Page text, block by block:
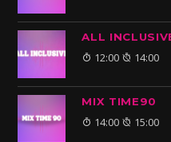
ALL
12:00 14:00
MIX TIME90
14:00 15:00